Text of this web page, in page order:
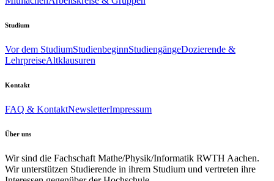
Studium
Vor dem StudiumStudienbeginnStudiengängeDozierende &
LehrpreiseAltklausuren
Kontakt
FAQ & KontaktNewsletterImpressum
Über uns
Wir sind die Fachschaft Mathe/Physik/Informatik RWTH Aachen.
Wir unterstützen Studierende in ihrem Studium und vertreten ihre